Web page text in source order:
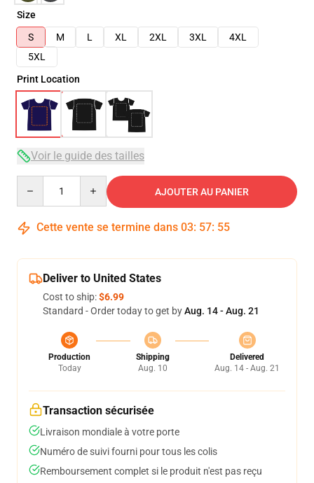
Size
S
M L XL 2XL 3XL
4XL
5XL
Print Location
Voir le guide des tailles
AJOUTER AU PANIER
Cette vente se termine dans 03: 57: 54
Deliver to United States
Cost to ship:$6.99
Standard - Order today to get byAug. 14 - Aug. 21
Production
Today
Shipping
Aug. 10
Delivered
Aug. 14 - Aug. 21
Transaction sécurisée
Livraison mondiale à votre porte
Numéro de suivi fourni pour tous les colis
Remboursement complet si le produit n'est pas reçu